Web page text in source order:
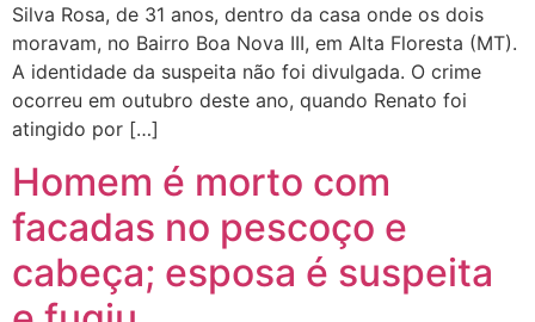
Silva Rosa, de 31 anos, dentro da casa onde os dois
moravam, no Bairro Boa Nova III, em Alta Floresta (MT).
A identidade da suspeita não foi divulgada. O crime
ocorreu em outubro deste ano, quando Renato foi
atingido por […]
Homem é morto com
facadas no pescoço e
cabeça; esposa é suspeita